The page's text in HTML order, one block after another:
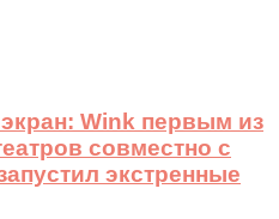
Wink первым из
совместно с
экстренные